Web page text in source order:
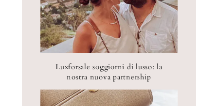
Luxforsale soggiorni di lusso: la
nostra nuova partnership